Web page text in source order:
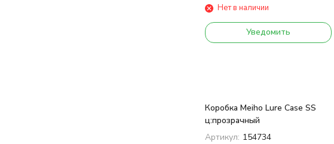
Нет в наличии
Уведомить
Коробка Meiho Lure Case SS
ц:прозрачный
Артикул: 154734